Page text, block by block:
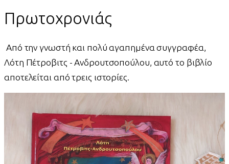
Πρωτοχρονιάς
Από την γνωστή και πολύ αγαπημένα συγγραφέα,
Λότη Πέτροβιτς - Ανδρουτσοπούλου, αυτό το βιβλίο
αποτελείται από τρεις ιστορίες.